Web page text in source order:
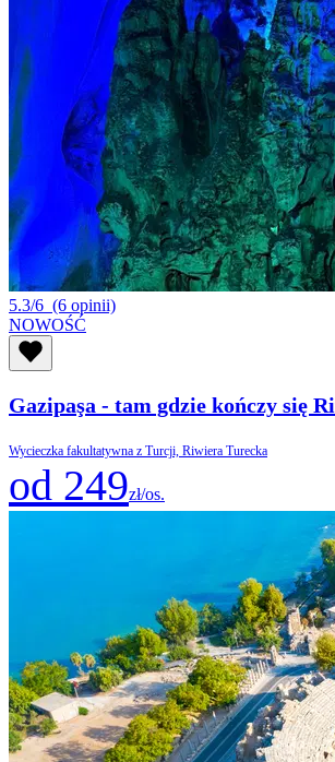
5.3/6 (6 opinii)
NOWOŚĆ
Gazipaşa - tam gdzie kończy się
Wycieczka fakultatywna z Turcji, Riwiera Turecka
od 249zł/os.